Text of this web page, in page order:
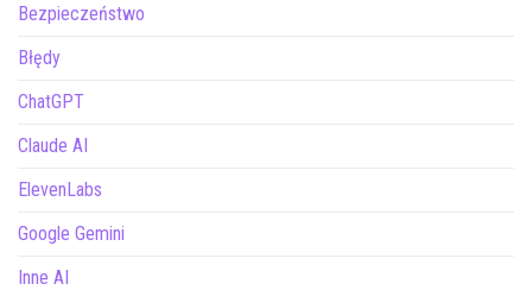
Bezpieczeństwo
Błędy
ChatGPT
Claude AI
ElevenLabs
Google Gemini
Inne AI